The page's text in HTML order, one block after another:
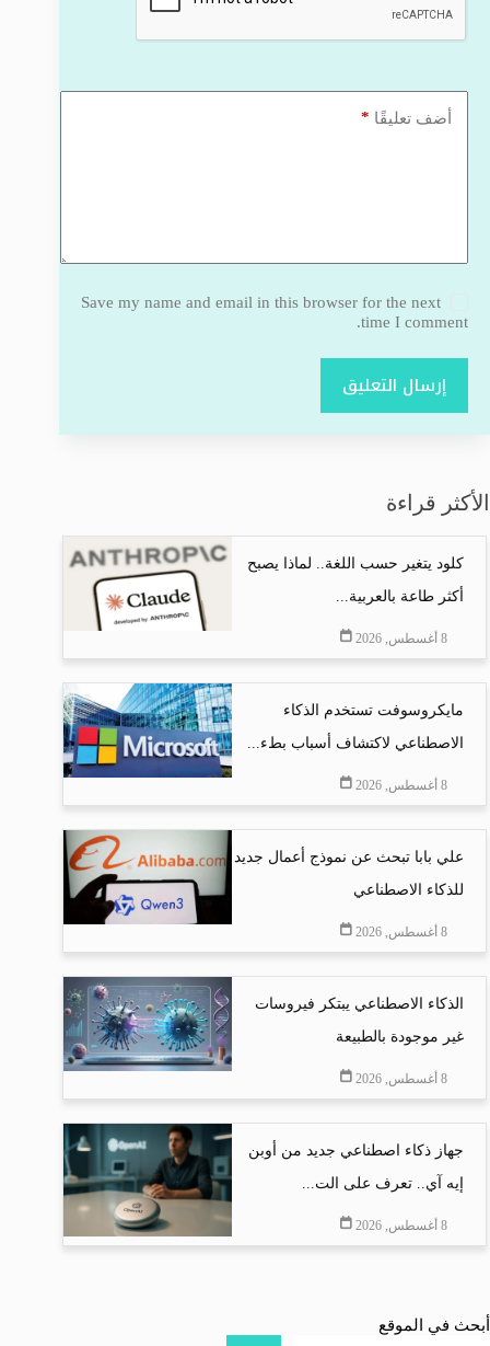
أضف تعليقًا *
Save my name and email in this browser for the next
time I comment.
إرسال التعليق
الأكثر قراءة
كلود يتغير حسب اللغة.. لماذا يصبح
أكثر طاعة بالعربية...
8 أغسطس, 2026
مايكروسوفت تستخدم الذكاء
الاصطناعي لاكتشاف أسباب بطء...
8 أغسطس, 2026
علي بابا تبحث عن نموذج أعمال جديد
للذكاء الاصطناعي
8 أغسطس, 2026
الذكاء الاصطناعي يبتكر فيروسات
غير موجودة بالطبيعة
8 أغسطس, 2026
جهاز ذكاء اصطناعي جديد من أوبن
إيه آي.. تعرف على الت...
8 أغسطس, 2026
أبحث في الموقع